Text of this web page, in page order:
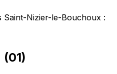
Saint-Nizier-le-Bouchoux :
(01)